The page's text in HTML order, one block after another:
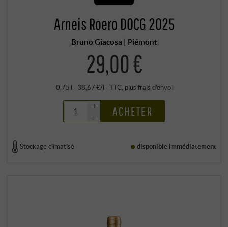
Arneis Roero DOCG 2025
Bruno Giacosa | Piémont
29,00 €
0,75 l · 38,67 €/l · TTC , plus frais d’envoi
+
–
ACHETER
Stockage climatisé disponible immédiatement